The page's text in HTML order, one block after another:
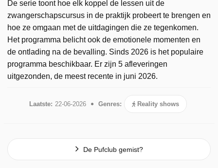
De serie toont hoe elk koppel de lessen uit de
zwangerschapscursus in de praktijk probeert te brengen en
hoe ze omgaan met de uitdagingen die ze tegenkomen.
Het programma belicht ook de emotionele momenten en
de ontlading na de bevalling. Sinds 2026 is het populaire
programma beschikbaar. Er zijn 5 afleveringen
uitgezonden, de meest recente in juni 2026.
Laatste: 22-06-2026 Genres: Reality shows
De Pufclub gemist?